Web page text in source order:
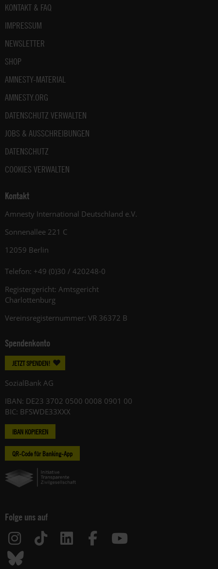
Fußbereich
KONTAKT & FAQ
IMPRESSUM
NEWSLETTER
SHOP
AMNESTY-MATERIAL
AMNESTY.ORG
DATENSCHUTZ VERWALTEN
JOBS & AUSSCHREIBUNGEN
DATENSCHUTZ
COOKIES VERWALTEN
Kontakt
Amnesty International Deutschland e.V.
Sonnenallee 221 C
12059 Berlin
Telefon: +49 (0)30 / 420248-0
Registergericht: Amtsgericht
Charlottenburg
Vereinsregisternummer: VR 36372 B
Spendenkonto
JETZT SPENDEN!
SozialBank AG
IBAN: DE23 3702 0500 0008 0901 00
BIC: BFSWDE33XXX
IBAN KOPIEREN
QR-Code für Banking-App
Folge uns auf